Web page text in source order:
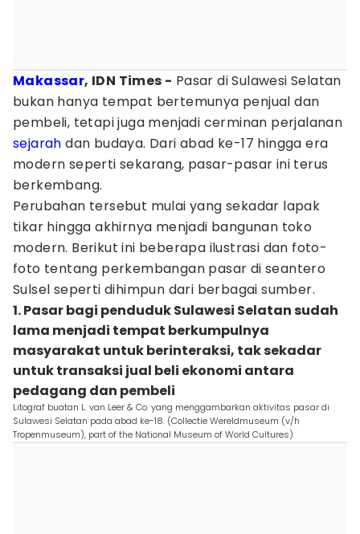
Makassar, IDN Times - Pasar di Sulawesi Selatan
bukan hanya tempat bertemunya penjual dan
pembeli, tetapi juga menjadi cerminan perjalanan
sejarah dan budaya. Dari abad ke-17 hingga era
modern seperti sekarang, pasar-pasar ini terus
berkembang.
Perubahan tersebut mulai yang sekadar lapak
tikar hingga akhirnya menjadi bangunan toko
modern. Berikut ini beberapa ilustrasi dan foto-
foto tentang perkembangan pasar di seantero
Sulsel seperti dihimpun dari berbagai sumber.
1. Pasar bagi penduduk Sulawesi Selatan sudah
lama menjadi tempat berkumpulnya
masyarakat untuk berinteraksi, tak sekadar
untuk transaksi jual beli ekonomi antara
pedagang dan pembeli
Litograf buatan L. van Leer & Co. yang menggambarkan aktivitas pasar di
Sulawesi Selatan pada abad ke-18. (Collectie Wereldmuseum (v/h
Tropenmuseum), part of the National Museum of World Cultures)